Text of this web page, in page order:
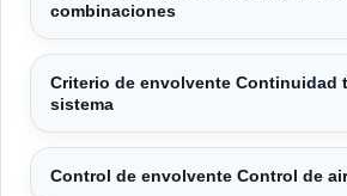
combinaciones
Criterio de envolvente Continuidad
sistema
Control de envolvente Control de